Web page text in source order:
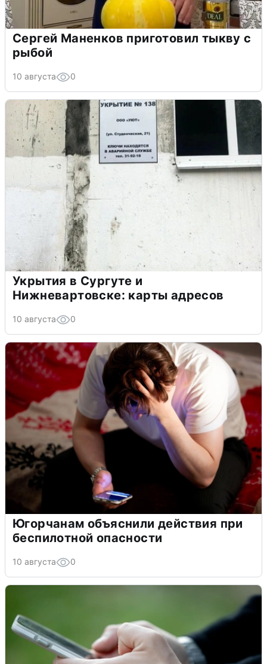
Сергей Маненков приготовил тыкву с
рыбой
10 августа 0
Укрытия в Сургуте и
Нижневартовске: карты адресов
10 августа 0
Югорчанам объяснили действия при
беспилотной опасности
10 августа 0